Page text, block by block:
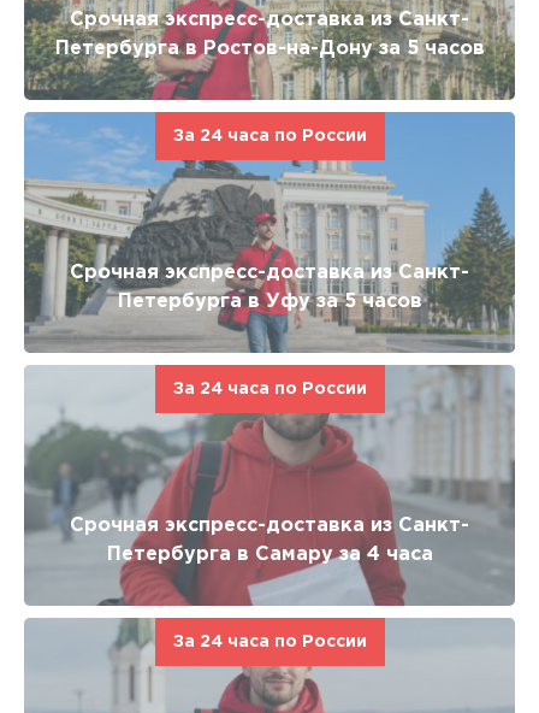
Срочная экспресс-доставка из Санкт-
Петербурга в Ростов-на-Дону за 5 часов
За 24 часа по России
Срочная экспресс-доставка из Санкт-
Петербурга в Уфу за 5 часов
За 24 часа по России
Срочная экспресс-доставка из Санкт-
Петербурга в Самару за 4 часа
За 24 часа по России